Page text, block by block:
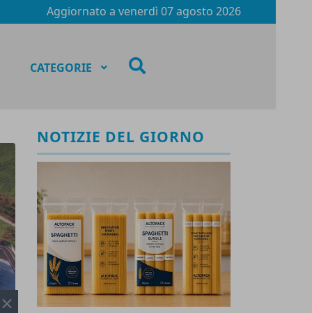
Aggiornato a venerdì 07 agosto 2026
CATEGORIE
NOTIZIE DEL GIORNO